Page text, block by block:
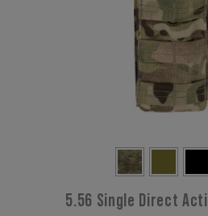
5.56 Single Direct